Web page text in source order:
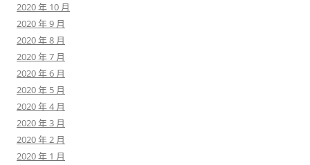
2020 年 10 月
2020 年 9 月
2020 年 8 月
2020 年 7 月
2020 年 6 月
2020 年 5 月
2020 年 4 月
2020 年 3 月
2020 年 2 月
2020 年 1 月